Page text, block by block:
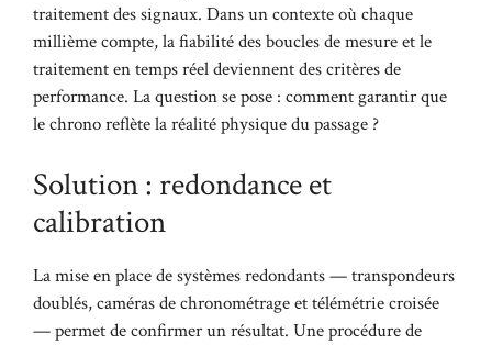
traitement des signaux. Dans un contexte où chaque
millième compte, la fiabilité des boucles de mesure et le
traitement en temps réel deviennent des critères de
performance. La question se pose : comment garantir que
le chrono reflète la réalité physique du passage ?
Solution : redondance et
calibration
La mise en place de systèmes redondants — transpondeurs
doublés, caméras de chronométrage et télémétrie croisée
— permet de confirmer un résultat. Une procédure de